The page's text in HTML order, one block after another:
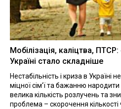
Мобілізація, каліцтва,
Україні стало складніше
Нестабільність і криза в
міцної сім'ї та бажанню
велика кількість розлучень та
проблема – скорочення кількості